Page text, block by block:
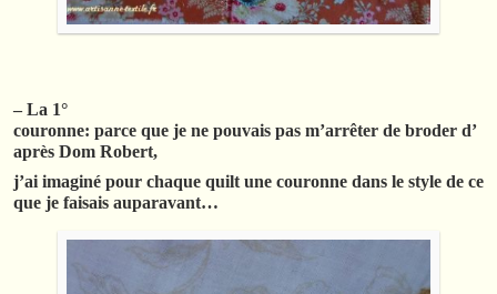
– La 1°
couronne: parce que je ne pouvais pas m’arrêter de broder d’
après Dom Robert,
j’ai imaginé pour chaque quilt une couronne dans le style de ce
que je faisais auparavant…